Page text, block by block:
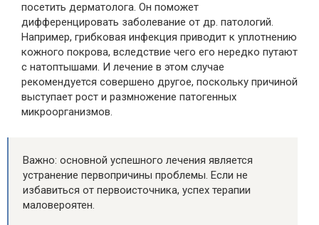
посетить дерматолога. Он поможет
дифференцировать заболевание от др. патологий.
Например, грибковая инфекция приводит к уплотнению
кожного покрова, вследствие чего его нередко путают
с натоптышами. И лечение в этом случае
рекомендуется совершено другое, поскольку причиной
выступает рост и размножение патогенных
микроорганизмов.
Важно: основной успешного лечения является
устранение первопричины проблемы. Если не
избавиться от первоисточника, успех терапии
маловероятен.